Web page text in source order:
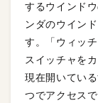
するウインド
ンダのウイン
す。「ウィッ
スイッチャを
現在開いてい
つでアクセス